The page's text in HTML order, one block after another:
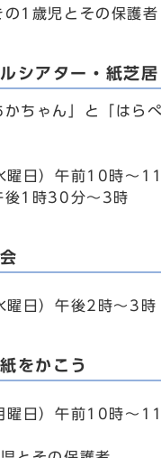
の1歳児とその保護者
シアター・紙芝居
かちゃん」と「はら
曜日）午前10時～
後1時30分～3時
曜日）午後2時～3時
をかこう
曜日）午前10時～